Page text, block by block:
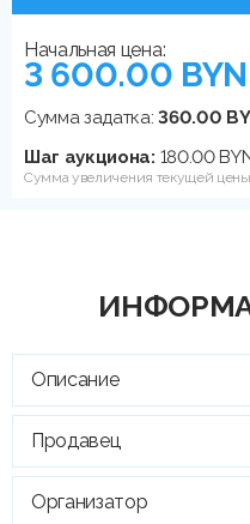
Начальная цена:
3 600.00 BYN
Сумма задатка:360.00
Шаг аукциона: 180.00
Сумма увеличения текущей цены
Описание
Продавец
Организатор